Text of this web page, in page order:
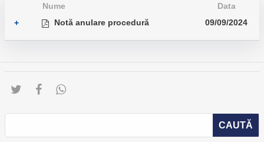
Nume
Data
+
Notă anulare procedură 09/09/2024